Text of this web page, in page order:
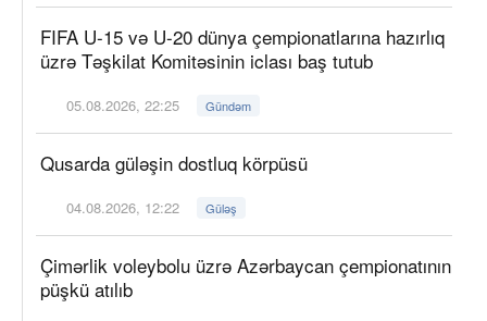
FIFA U-15 və U-20 dünya çempionatlarına hazırlıq
üzrə Təşkilat Komitəsinin iclası baş tutub
05.08.2026, 22:25 Gündəm
Qusarda güləşin dostluq körpüsü
04.08.2026, 12:22 Güləş
Çimərlik voleybolu üzrə Azərbaycan çempionatının
püşkü atılıb